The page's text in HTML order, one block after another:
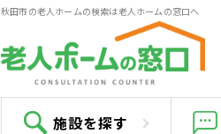
秋田市の老人ホームの検索は老人ホームの窓口へ
施設を探す